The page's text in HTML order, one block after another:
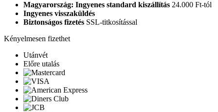
Magyarország: Ingyenes standard kiszállítás 24.000 Ft-tól
Ingyenes visszaküldés
Biztonságos fizetés SSL-titkosítással
Kényelmesen fizethet
Utánvét
Előre utalás